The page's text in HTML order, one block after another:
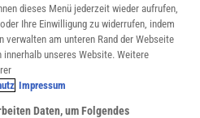
dieses Menü jederzeit wieder aufrufen,
Ihre Einwilligung zu widerrufen, indem
verwalten am unteren Rand der Webseite
unseres Website. Weitere
Impressum
Daten, um Folgendes